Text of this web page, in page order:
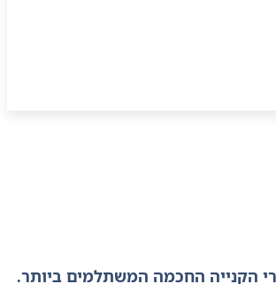
הקנייה החכמה המשתלמים ביותר.